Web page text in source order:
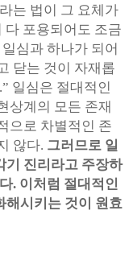
는 법이 그 요체가
다 포용되어도 조금
심과 하나가 되어
닫는 것이 자재롭
일심은 절대적인
상계의 모든 존재
으로 차별적인 존
않다. 그러므로 일
기 진리라고 주장하
. 이처럼 절대적인
해시키는 것이 원효